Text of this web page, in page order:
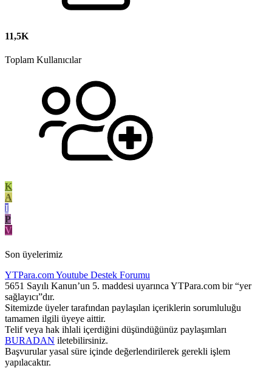
11,5K
Toplam Kullanıcılar
K
A
I
P
V
Son üyelerimiz
YTPara.comYoutube Destek Forumu
5651 Sayılı Kanun’un 5. maddesi uyarınca YTPara.com bir “yer
sağlayıcı”dır.
Sitemizde üyeler tarafından paylaşılan içeriklerin sorumluluğu
tamamen ilgili üyeye aittir.
Telif veya hak ihlali içerdiğini düşündüğünüz paylaşımları
BURADAN iletebilirsiniz.
Başvurular yasal süre içinde değerlendirilerek gerekli işlem
yapılacaktır.